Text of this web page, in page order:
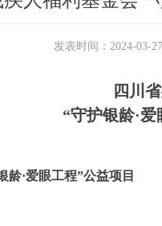
发表时间： 2024-03-27
四川
“守护银龄·
龄·爱眼工程”公益项目